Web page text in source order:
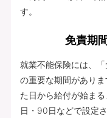
す。
免責期
就業不能保険には、
の重要な期間があり
た日から給付が始ま
日・90日などで設定